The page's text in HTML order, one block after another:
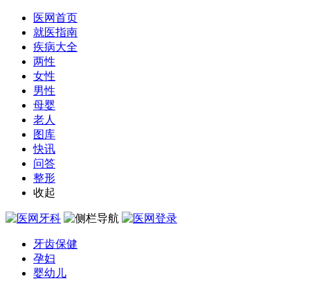
医网首页
就医指南
疾病大全
两性
女性
男性
母婴
老人
图库
快讯
问答
整形
收起
牙齿保健
孕妇
婴幼儿